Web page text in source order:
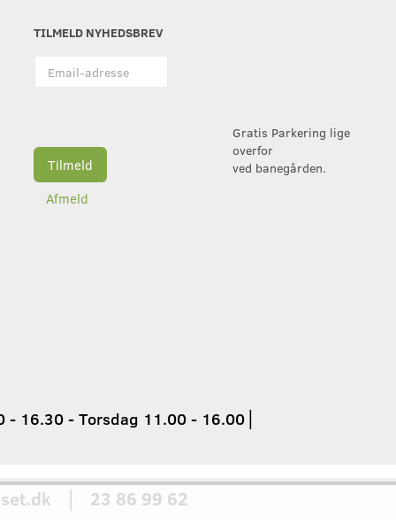
TILMELD NYHEDSBREV
adresse
Tilmeld
Afmeld
Gratis Parkering lige
overfor
ved banegården.
- 16.30 - Torsdag 11.00 - 16.00
│ 23 86 99 62